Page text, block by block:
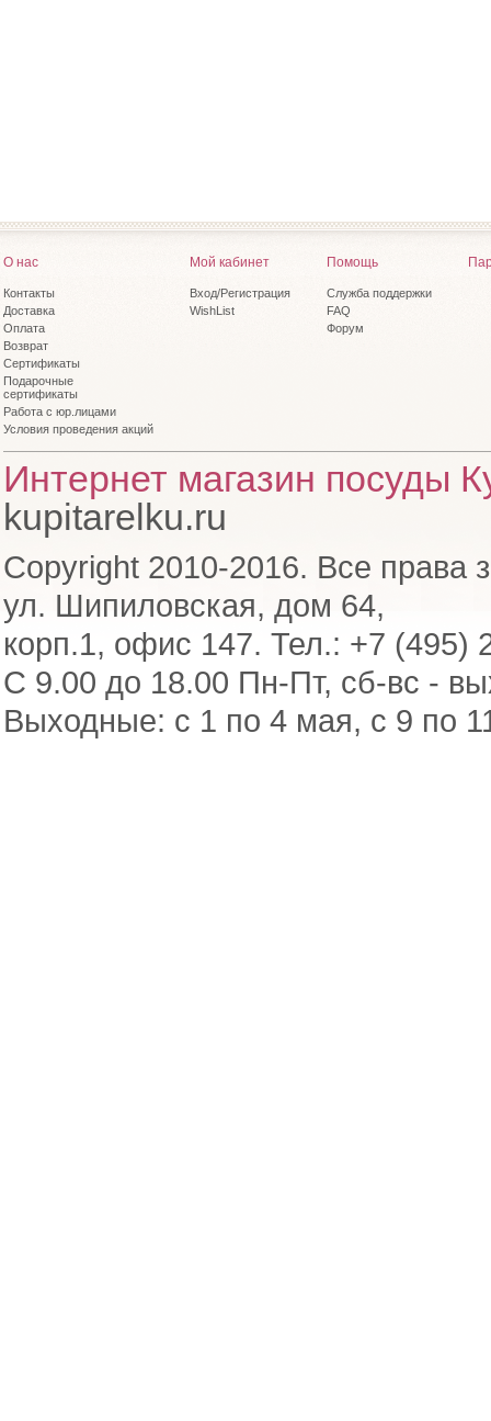
О нас
Контакты
Доставка
Оплата
Возврат
Сертификаты
Подарочные
сертификаты
Работа с юр.лицами
Условия проведения акций
Мой кабинет
Вход/Регистрация
WishList
Помощь
Служба поддержки
FAQ
Форум
Интернет магазин посуды
kupitarelku.ru
Copyright 2010-2016. Все права
ул. Шипиловская, дом 64,
корп.1, офис 147. Тел.: +7 (495)
С 9.00 до 18.00 Пн-Пт, сб-вс -
Выходные: с 1 по 4 мая, с 9 по